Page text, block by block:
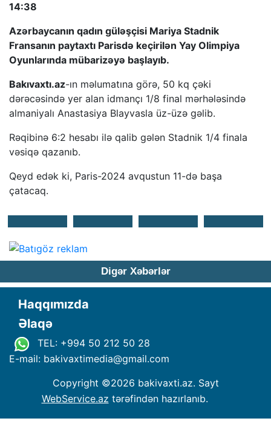
14:38
Azərbaycanın qadın güləşçisi Mariya Stadnik
Fransanın paytaxtı Parisdə keçirilən Yay Olimpiya
Oyunlarında mübarizəyə başlayıb.
Bakıvaxtı.az-ın məlumatına görə, 50 kq çəki
dərəcəsində yer alan idmançı 1/8 final mərhələsində
almaniyalı Anastasiya Blayvasla üz-üzə gəlib.
Rəqibinə 6:2 hesabı ilə qalib gələn Stadnik 1/4 finala
vəsiqə qazanıb.
Qeyd edək ki, Paris-2024 avqustun 11-də başa
çatacaq.
Digər Xəbərlər
Haqqımızda
Əlaqə
TEL: +994 50 212 50 28
E-mail: bakivaxtimedia@gmail.com
Copyright ©2026 bakivaxti.az. Sayt
WebService.az tərəfindən hazırlanıb.